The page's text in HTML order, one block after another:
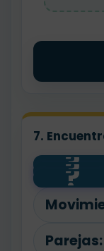
7.
?
feliz
?
bajo
?
floristería
Parejas: